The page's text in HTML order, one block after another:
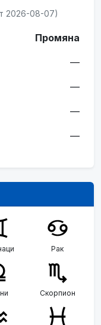
Промяна
—
—
—
—
2026-08-07)
Рак
Скорпион